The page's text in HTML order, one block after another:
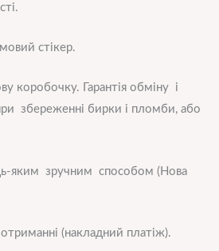
стікер.
коробочку. Гарантія обміну і
збереженні бирки і пломби, або
яким зручним способом (Нова
(накладний платіж).